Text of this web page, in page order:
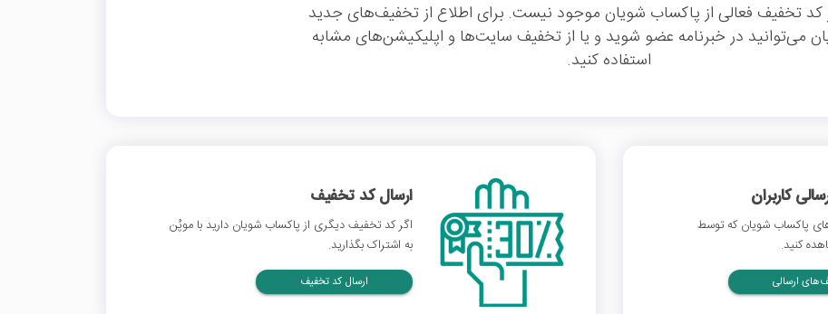
تخفیف فعالی از پاکساب شویان موجود نیست. برای اطلاع از تخفیف‌های جدید
می‌توانید در خبرنامه عضو شوید و یا از تخفیف سایت‌ها و اپلیکیشن‌های مشابه
استفاده کنید.
کاربران
پاکساب شویان که توسط
کنید.
ارسالی
ارسال کد تخفیف
اگر کد تخفیف دیگری از پاکساب شویان دارید با موپُن
به اشتراک بگذارید.
ارسال کد تخفیف